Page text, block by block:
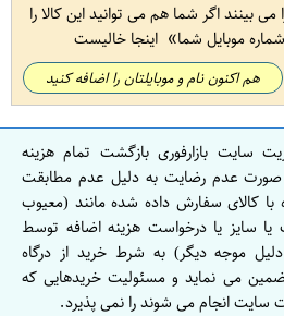
می بینند اگر شما هم می توانید این کالا را
موبایل شما اینجا خالیست
هم اکنون نام و موبایلتان را اضافه کنید
سایت بازارفوری بازگشت تمام هزینه
صورت عدم رضایت به دلیل عدم مطابقت
با کالای سفارش داده شده مانند (معیوب
سایز یا درخواست هزینه اضافه توسط
موجه دیگر) به شرط خرید از درگاه
می نماید و مسئولیت خریدهایی که
سایت انجام می شوند را نمی پذیرد.